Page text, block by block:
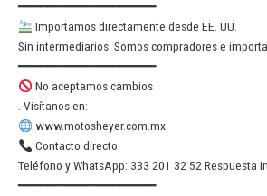
━━━━━━━━━━━━━━━━━━━
Importamos directamente desde EE. UU.
Sin intermediarios. Somos compradores e
━━━━━━━━━━━━━━━━━━━
No aceptamos cambios
. Visítanos en:
www.motosheyer.com.mx
Contacto directo:
Teléfono y WhatsApp: 333 201 32 52 Respuesta
━━━━━━━━━━━━━━━━━━━